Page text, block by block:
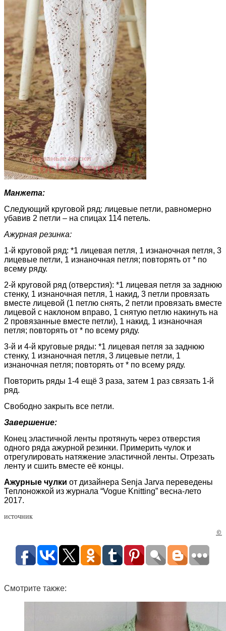
Манжета:
Следующий круговой ряд: лицевые петли, равномерно
убавив 2 петли – на спицах 114 петель.
Ажурная резинка:
1-й круговой ряд: *1 лицевая петля, 1 изнаночная петля, 3
лицевые петли, 1 изнаночная петля; повторять от * по
всему ряду.
2-й круговой ряд (отверстия): *1 лицевая петля за заднюю
стенку, 1 изнаночная петля, 1 накид, 3 петли провязать
вместе лицевой (1 петлю снять, 2 петли провязать вместе
лицевой с наклоном вправо, 1 снятую петлю накинуть на
2 провязанные вместе петли), 1 накид, 1 изнаночная
петля; повторять от * по всему ряду.
3-й и 4-й круговые ряды: *1 лицевая петля за заднюю
стенку, 1 изнаночная петля, 3 лицевые петли, 1
изнаночная петля; повторять от * по всему ряду.
Повторить ряды 1-4 ещё 3 раза, затем 1 раз связать 1-й
ряд.
Свободно закрыть все петли.
Завершение:
Конец эластичной ленты протянуть через отверстия
одного ряда ажурной резинки. Примерить чулок и
отрегулировать натяжение эластичной ленты. Отрезать
ленту и сшить вместе её концы.
Ажурные чулки от дизайнера Senja Jarva переведены
Теплоножкой из журнала “Vogue Knitting” весна-лето
2017.
источник
©
Смотрите также: